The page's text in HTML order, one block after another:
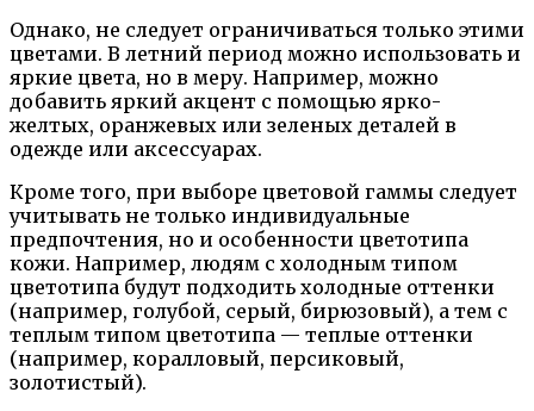
Однако, не следует ограничиваться только этими
цветами. В летний период можно использовать и
яркие цвета, но в меру. Например, можно
добавить яркий акцент с помощью ярко-
желтых, оранжевых или зеленых деталей в
одежде или аксессуарах.
Кроме того, при выборе цветовой гаммы следует
учитывать не только индивидуальные
предпочтения, но и особенности цветотипа
кожи. Например, людям с холодным типом
цветотипа будут подходить холодные оттенки
(например, голубой, серый, бирюзовый), а тем с
теплым типом цветотипа — теплые оттенки
(например, коралловый, персиковый,
золотистый).